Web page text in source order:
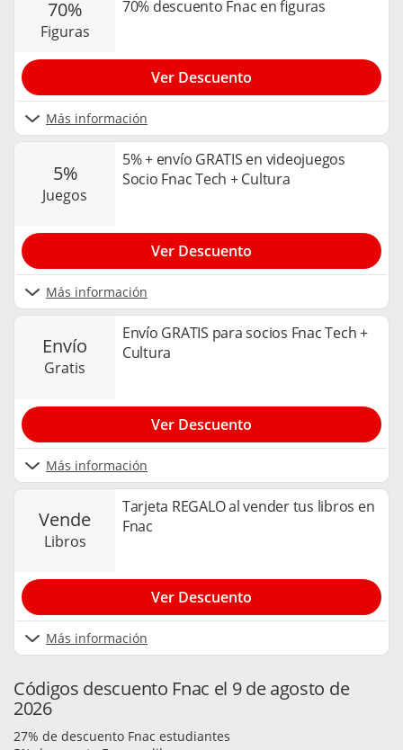
70%
figuras
70% descuento Fnac en figuras
Más información
Ver Descuento
5%
juegos
5% + envío GRATIS en videojuegos
Socio Fnac Tech + Cultura
Más información
Ver Descuento
envío
gratis
Envío GRATIS para socios Fnac Tech +
Cultura
Más información
Ver Descuento
vende
libros
Tarjeta REGALO al vender tus libros en
Fnac
Más información
Ver Descuento
Códigos descuento Fnac el 9 de agosto de
2026
27% de descuento Fnac estudiantes